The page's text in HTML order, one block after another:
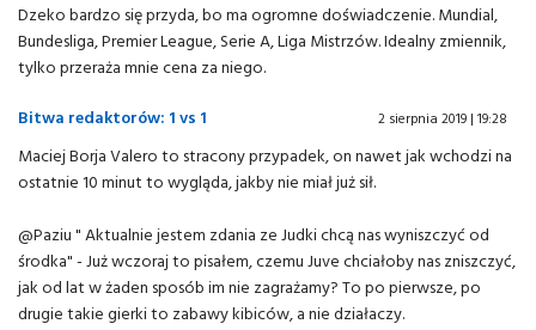
Dzeko bardzo się przyda, bo ma ogromne doświadczenie. Mundial,
Bundesliga, Premier League, Serie A, Liga Mistrzów. Idealny zmiennik,
tylko przeraża mnie cena za niego.
Bitwa redaktorów: 1 vs 1
2 sierpnia 2019 | 19:28
Maciej Borja Valero to stracony przypadek, on nawet jak wchodzi na
ostatnie 10 minut to wygląda, jakby nie miał już sił.
@Paziu " Aktualnie jestem zdania ze Judki chcą nas wyniszczyć od
środka" - Już wczoraj to pisałem, czemu Juve chciałoby nas zniszczyć,
jak od lat w żaden sposób im nie zagrażamy? To po pierwsze, po
drugie takie gierki to zabawy kibiców, a nie działaczy.